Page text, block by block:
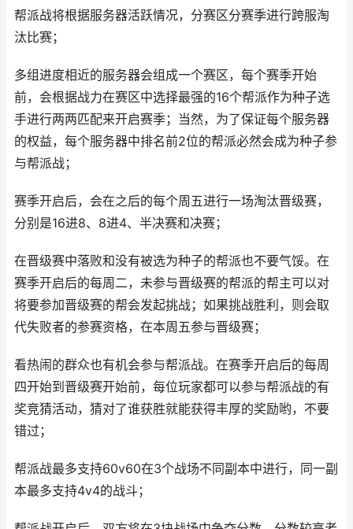
帮派战将根据服务器活跃情况，分赛区分赛季进行跨服淘
汰比赛；
多组进度相近的服务器会组成一个赛区，每个赛季开始
前，会根据战力在赛区中选择最强的16个帮派作为种子选
手进行两两匹配来开启赛季；当然，为了保证每个服务器
的权益，每个服务器中排名前2位的帮派必然会成为种子参
与帮派战；
赛季开启后，会在之后的每个周五进行一场淘汰晋级赛，
分别是16进8、8进4、半决赛和决赛；
在晋级赛中落败和没有被选为种子的帮派也不要气馁。在
赛季开启后的每周二，未参与晋级赛的帮派的帮主可以对
将要参加晋级赛的帮会发起挑战；如果挑战胜利，则会取
代失败者的参赛资格，在本周五参与晋级赛；
看热闹的群众也有机会参与帮派战。在赛季开启后的每周
四开始到晋级赛开始前，每位玩家都可以参与帮派战的有
奖竞猜活动，猜对了谁获胜就能获得丰厚的奖励哟，不要
错过；
帮派战最多支持60v60在3个战场不同副本中进行，同一副
本最多支持4v4的战斗；